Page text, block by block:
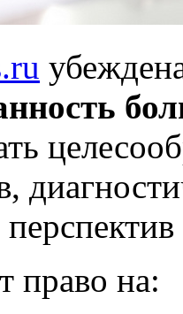
право на: